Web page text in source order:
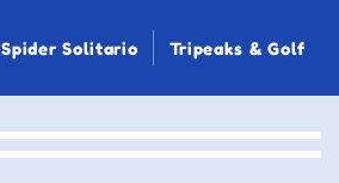
Spider Solitario Tripeaks & Golf